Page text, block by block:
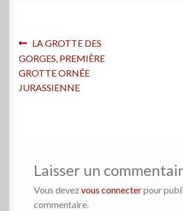
Navigation
de
l’article
Article
précédent :
LA GROTTE DES
GORGES, PREMIÈRE
GROTTE ORNÉE
JURASSIENNE
Laisser un
Vous devez vous connecterpour
commentaire.